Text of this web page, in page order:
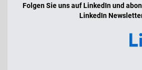
Folgen Sie uns auf LinkedIn und
LinkedIn